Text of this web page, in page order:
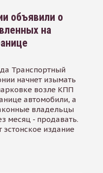
объявили о
на
Транспортный
начнет изымать
возле КПП
автомобили, а
владельцы
месяц - продавать.
издание